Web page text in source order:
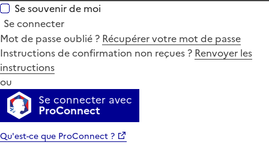
Se souvenir de moi
Se connecter
Mot de passe oublié ? Récupérer votre mot de passe
Instructions de confirmation non reçues ? Renvoyer les
instructions
ou
Se connecter avec
ProConnect
Qu'est-ce que ProConnect ?